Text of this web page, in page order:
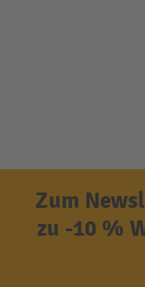
Zum
zu -10 %